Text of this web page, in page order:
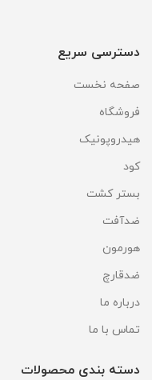
دسترسی سریع
صفحه نخست
فروشگاه
هیدروپونیک
کود
بستر کشت
ضدآفت
هورمون
ضدقارچ
درباره ما
تماس با ما
دسته بندی محصولات